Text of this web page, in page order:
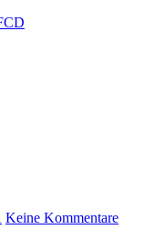
Keine Kommentare